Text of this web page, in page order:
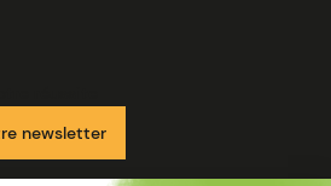
newsletter